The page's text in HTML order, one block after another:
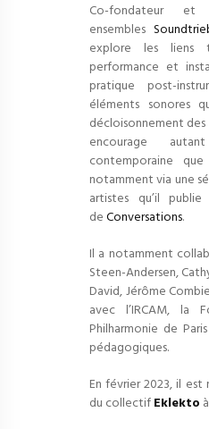
Co-fondateur et
ensembles
explore les liens
performance et
pratique post-
éléments sonores
décloisonnement
encourage
contemporaine
notamment via une
artistes qu’il
deConversations.
Il a notamment
Steen-Andersen,
David, Jérôme
avec l’IRCAM, la
Philharmonie de
pédagogiques.
En février 2023, il
du collectifEklekto